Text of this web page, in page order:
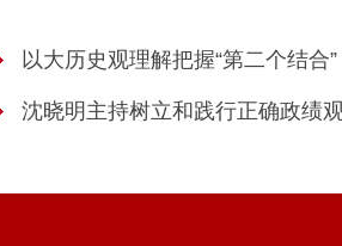
以大历史观理解把握“第二个结合”
沈晓明主持树立和践行正确政绩